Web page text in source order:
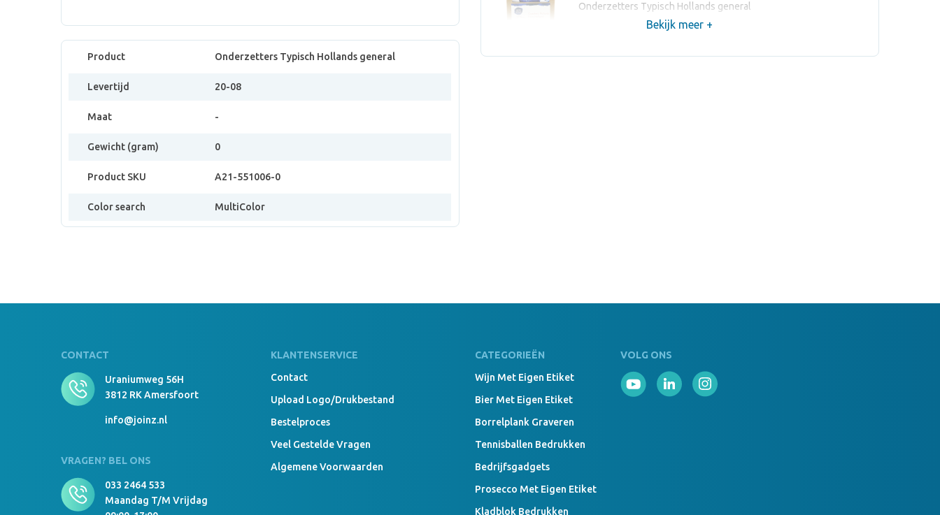
Product Onderzetters Typisch Hollands general
Levertijd 20-08
Maat -
Gewicht (gram) 0
Product SKU A21-551006-0
Color search MultiColor
Onderzetters Typisch Hollands general
Bekijk meer +
CONTACT
Uraniumweg 56H
3812 RK Amersfoort
info@joinz.nl
VRAGEN? BEL ONS
033 2464 533
Maandag T/m Vrijdag
KLANTENSERVICE
Contact
Upload Logo/drukbestand
Bestelproces
Veel Gestelde Vragen
Algemene Voorwaarden
CATEGORIEËN
Wijn Met Eigen Etiket
Bier Met Eigen Etiket
Borrelplank Graveren
Tennisballen Bedrukken
Bedrijfsgadgets
Prosecco Met Eigen Etiket
Kladblok Bedrukken
VOLG ONS